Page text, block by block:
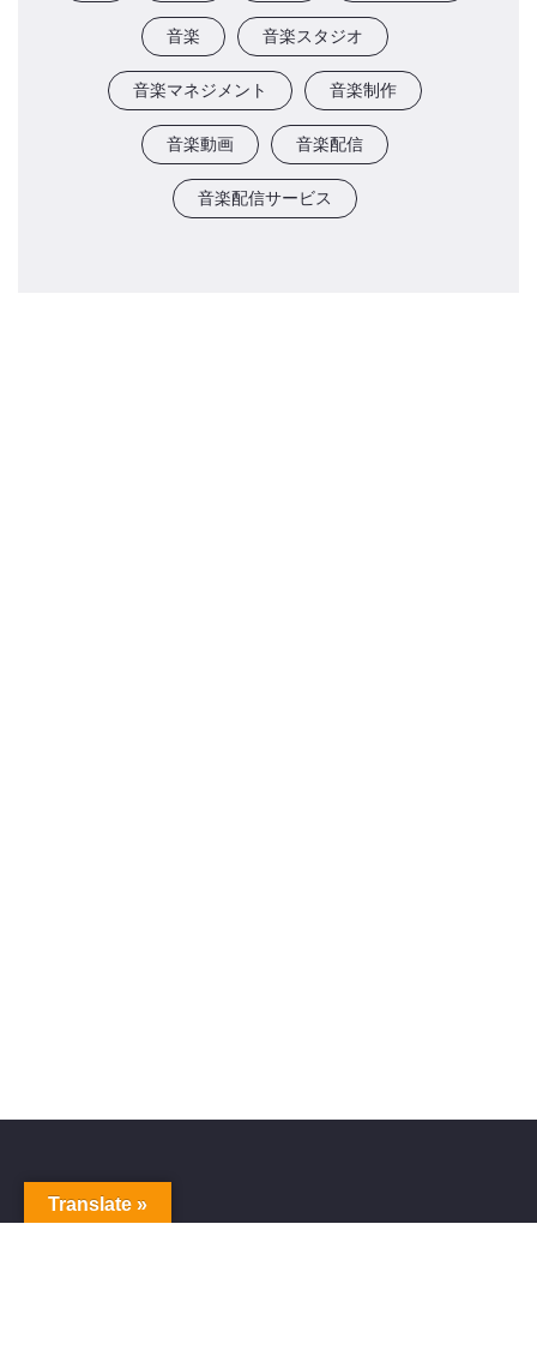
音楽 音楽スタジオ
音楽マネジメント 音楽制作
音楽動画 音楽配信
音楽配信サービス
Translate »